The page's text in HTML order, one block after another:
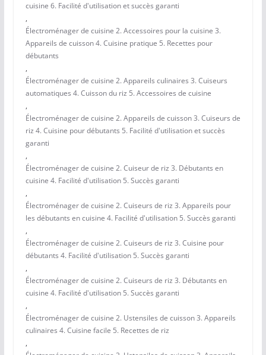
cuisine 6. Facilité d'utilisation et succès garanti
,
Électroménager de cuisine 2. Accessoires pour la cuisine 3.
Appareils de cuisson 4. Cuisine pratique 5. Recettes pour
débutants
,
Électroménager de cuisine 2. Appareils culinaires 3. Cuiseurs
automatiques 4. Cuisson du riz 5. Accessoires de cuisine
,
Électroménager de cuisine 2. Appareils de cuisson 3. Cuiseurs de
riz 4. Cuisine pour débutants 5. Facilité d'utilisation et succès
garanti
,
Électroménager de cuisine 2. Cuiseur de riz 3. Débutants en
cuisine 4. Facilité d'utilisation 5. Succès garanti
,
Électroménager de cuisine 2. Cuiseurs de riz 3. Appareils pour
les débutants en cuisine 4. Facilité d'utilisation 5. Succès garanti
,
Électroménager de cuisine 2. Cuiseurs de riz 3. Cuisine pour
débutants 4. Facilité d'utilisation 5. Succès garanti
,
Électroménager de cuisine 2. Cuiseurs de riz 3. Débutants en
cuisine 4. Facilité d'utilisation 5. Succès garanti
,
Électroménager de cuisine 2. Ustensiles de cuisson 3. Appareils
culinaires 4. Cuisine facile 5. Recettes de riz
,